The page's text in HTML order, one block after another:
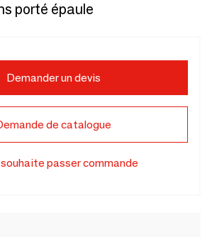
porté épaule
Demander un devis
de catalogue
passer commande